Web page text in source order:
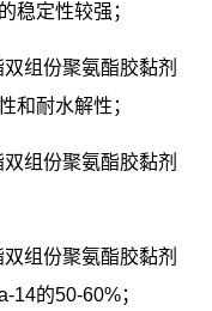
稳定性较强；
组份聚氨酯胶黏剂
和耐水解性；
组份聚氨酯胶黏剂
组份聚氨酯胶黏剂
14的50-60%；